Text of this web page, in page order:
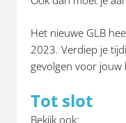
Het nieuwe GLB
2023. Verdiep je
gevolgen voor jouw
Tot slot
Bekijk ook: